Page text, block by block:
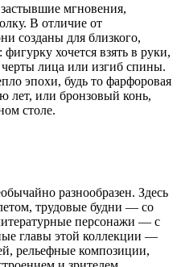
мгновения,
В отличие от
созданы для близкого,
хочется взять в руки,
черты лица или изгиб спины.
эпохи, будь то фарфоровая
лет, или бронзовый конь,
столе.
разнообразен. Здесь
трудовые будни — со
персонажи — с
главы этой коллекции —
рельефные композиции,